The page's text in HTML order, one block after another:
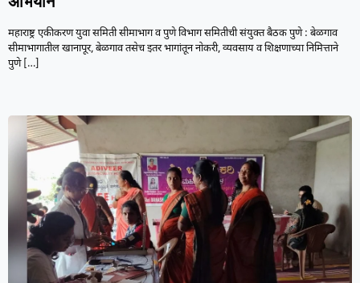
महाराष्ट्र एकीकरण युवा समिती सीमाभाग व पुणे विभाग समितीची संयुक्त बैठक पुणे : बेळगाव
सीमाभागातील खानापूर, बेळगाव तसेच इतर भागांतून नोकरी, व्यवसाय व शिक्षणाच्या निमित्ताने
पुणे[…]